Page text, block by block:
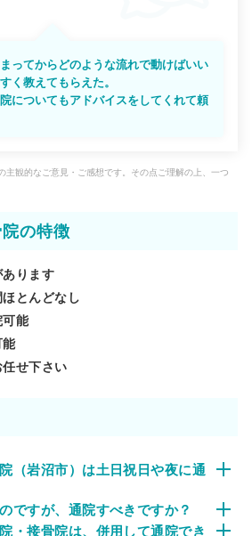
ってからどのような流れで動けばいい
く教えてもらえた。
についてもアドバイスをしてくれて頼
主観的なご意見・ご感想です。その点ご理解の上、一つ
の特徴
あります
ほとんどなし
可能
能
任せ下さい
（岩沼市）は土日祝日や夜に通
ですが、通院すべきですか？
・接骨院は、併用して通院でき